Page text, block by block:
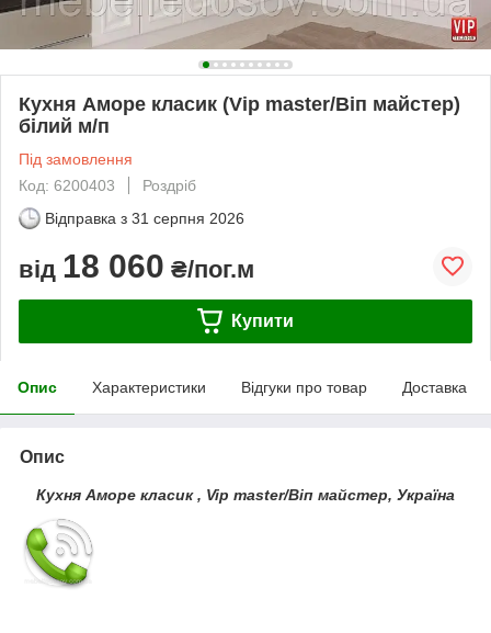
Кухня Аморе класик (Vip master/Віп майстер)
білий м/п
Під замовлення
Код: 6200403
Роздріб
Відправка з 31 серпня 2026
від 18 060 ₴/пог.м
Купити
Опис Характеристики Відгуки про товар Доставка
Опис
Кухня Аморе класик , Vip master/Віп майстер, Україна